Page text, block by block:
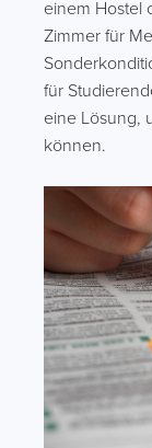
einem Hostel
Zimmer für
für
eine Lösung,
können.